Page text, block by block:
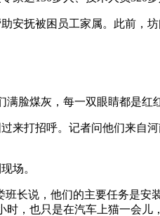
抚被困员工家属。此前，
脸煤灰，每一双眼睛都是红
打招呼。记者问他们来自
场。
长说，他们的主要任务是
，也只是在汽车上猫一会儿